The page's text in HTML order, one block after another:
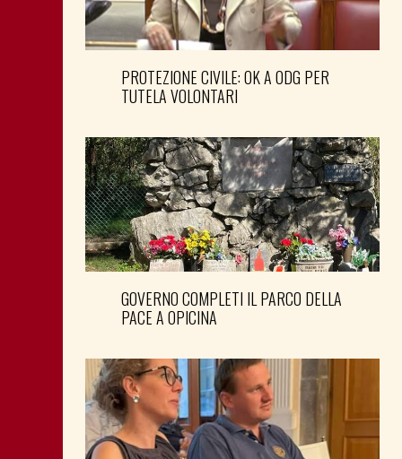
PROTEZIONE CIVILE: OK A ODG PER
TUTELA VOLONTARI
GOVERNO COMPLETI IL PARCO DELLA
PACE A OPICINA